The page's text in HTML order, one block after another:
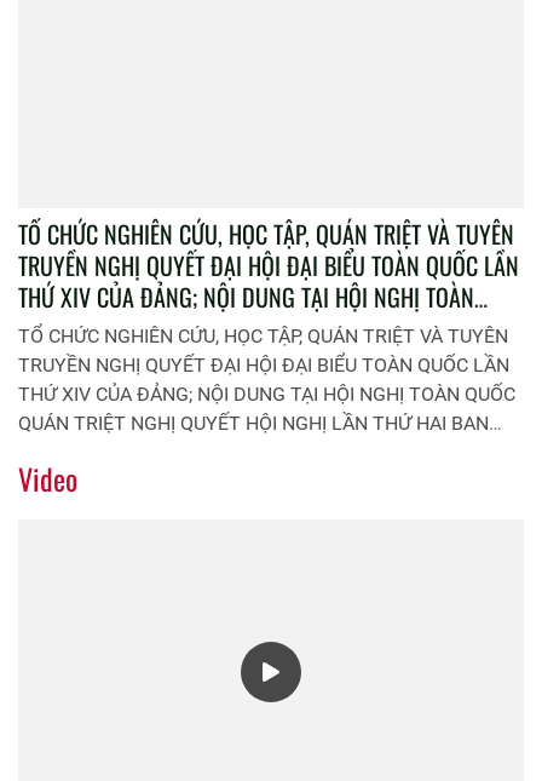
TỔ CHỨC NGHIÊN CỨU, HỌC TẬP, QUÁN TRIỆT VÀ TUYÊN
TRUYỀN NGHỊ QUYẾT ĐẠI HỘI ĐẠI BIỂU TOÀN QUỐC LẦN
THỨ XIV CỦA ĐẢNG; NỘI DUNG TẠI HỘI NGHỊ TOÀN
QUỐC QUÁN TRIỆT NGHỊ QUYẾT HỘI NGHỊ LẦN THỨ HAI
BAN CHẤP HÀNH TRUNG ƯƠNG ĐẢNG KHÓA XIV TRONG
ĐẢNG BỘ BỘ PHẬN PHÒNG QUẢN LÝ HỌC VIÊN
TỔ CHỨC NGHIÊN CỨU, HỌC TẬP, QUÁN TRIỆT VÀ TUYÊN
TRUYỀN NGHỊ QUYẾT ĐẠI HỘI ĐẠI BIỂU TOÀN QUỐC LẦN
THỨ XIV CỦA ĐẢNG; NỘI DUNG TẠI HỘI NGHỊ TOÀN QUỐC
QUÁN TRIỆT NGHỊ QUYẾT HỘI NGHỊ LẦN THỨ HAI BAN
BỘ BỘ PHẬN PHÒNG QUẢN LÝ HỌC VIÊN
Video